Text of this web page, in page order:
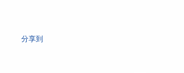
分享到